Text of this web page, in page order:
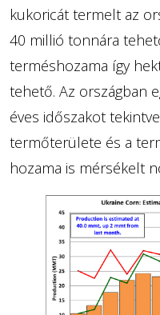
kukoricát termelt az
40 millió tonnára
terméshozama így
tehető. Az országban
éves időszakot
termőterülete és a
hozama is mérsékelt